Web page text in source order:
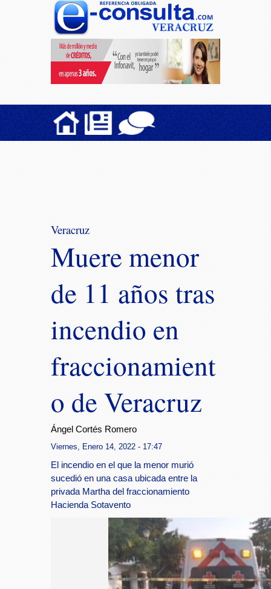
Veracruz
Muere menor
de 11 años tras
incendio en
fraccionamient
o de Veracruz
Ángel Cortés Romero
Viernes, Enero 14, 2022 - 17:47
El incendio en el que la menor murió
sucedió en una casa ubicada entre la
privada Martha del fraccionamiento
Hacienda Sotavento